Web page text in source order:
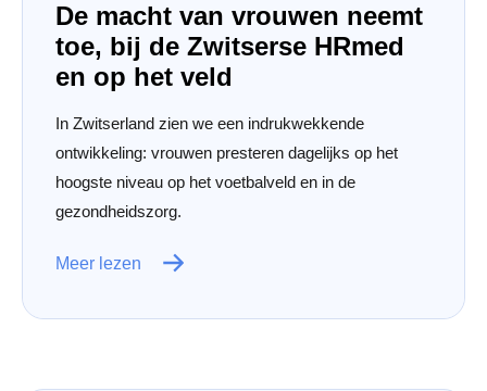
De macht van vrouwen neemt
toe, bij de Zwitserse HRmed
en op het veld
In Zwitserland zien we een indrukwekkende
ontwikkeling: vrouwen presteren dagelijks op het
hoogste niveau op het voetbalveld en in de
gezondheidszorg.
Meer lezen